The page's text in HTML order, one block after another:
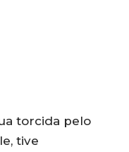
torcida pelo
tive